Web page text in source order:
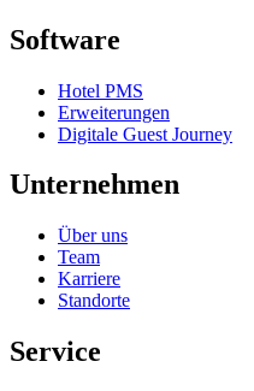
Software
Hotel PMS
Erweiterungen
Digitale Guest Journey
Unternehmen
Über uns
Team
Karriere
Standorte
Service